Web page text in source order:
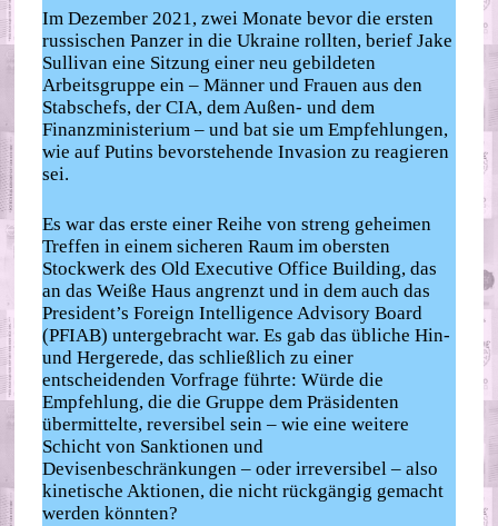
Im Dezember 2021, zwei Monate bevor die ersten
russischen Panzer in die Ukraine rollten, berief Jake
Sullivan eine Sitzung einer neu gebildeten
Arbeitsgruppe ein – Männer und Frauen aus den
Stabschefs, der CIA, dem Außen- und dem
Finanzministerium – und bat sie um Empfehlungen,
wie auf Putins bevorstehende Invasion zu reagieren
sei.
Es war das erste einer Reihe von streng geheimen
Treffen in einem sicheren Raum im obersten
Stockwerk des Old Executive Office Building, das
an das Weiße Haus angrenzt und in dem auch das
President’s Foreign Intelligence Advisory Board
(PFIAB) untergebracht war. Es gab das übliche Hin-
und Hergerede, das schließlich zu einer
entscheidenden Vorfrage führte: Würde die
Empfehlung, die die Gruppe dem Präsidenten
übermittelte, reversibel sein – wie eine weitere
Schicht von Sanktionen und
Devisenbeschränkungen – oder irreversibel – also
kinetische Aktionen, die nicht rückgängig gemacht
werden könnten?